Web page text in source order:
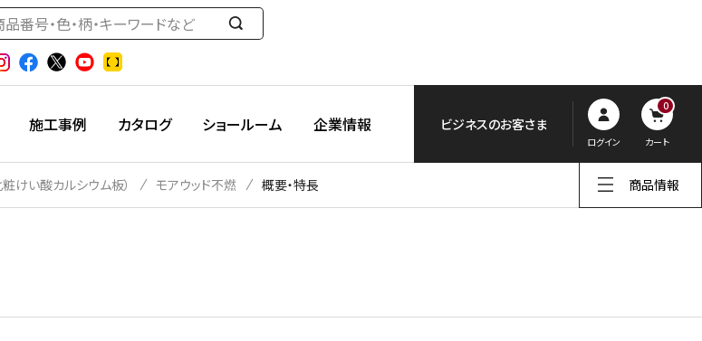
検
す
施工事例 カタログ ショールーム 企業情報 ビジネスのお客さま
ログイン
0
カート
商品情報
けい酸カルシウム板） モアウッド不燃 概要・特長